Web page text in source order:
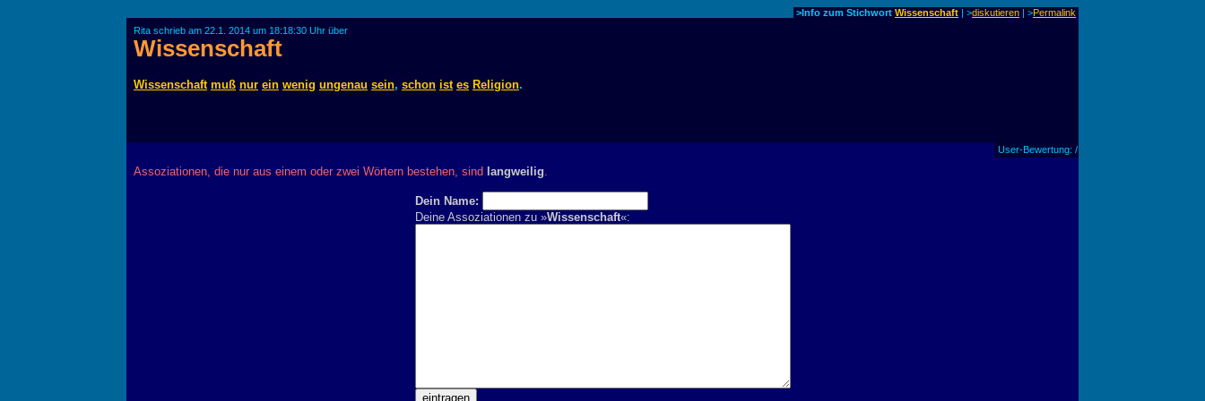
>Info zum Stichwort Wissenschaft | >diskutieren | >Permalink
Rita schrieb am 22.1. 2014 um 18:18:30 Uhr über
Wissenschaft
Wissenschaft muß nur ein wenig ungenau sein, schon ist es Religion.
User-Bewertung: /
Assoziationen, die nur aus einem oder zwei Wörtern bestehen, sind langweilig.
Dein Name:
Deine Assoziationen zu »Wissenschaft«: